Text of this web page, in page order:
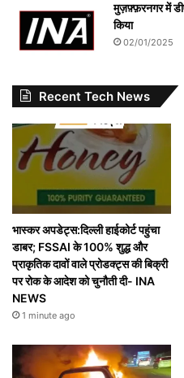
मुज़फ़्फ़रनगर में
किया
02/01/2025
Recent Tech News
भास्कर अपडेट्स:दिल्ली हाईकोर्ट पहुंचा
डाबर; FSSAI के 100% शुद्ध और
प्राकृतिक दावों वाले प्रोडक्ट्स की बिक्री
पर रोक के आदेश को चुनौती दी- INA
NEWS
1 minute ago